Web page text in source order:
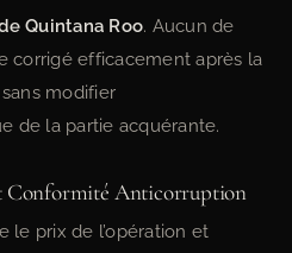
Quintana Roo. Aucun de
corrigé efficacement après la
modifier
de la partie acquérante.
Conformité Anticorruption
le prix de l’opération et